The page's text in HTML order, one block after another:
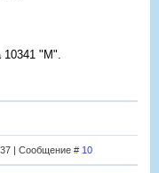
10341 "М".
| Сообщение # 10